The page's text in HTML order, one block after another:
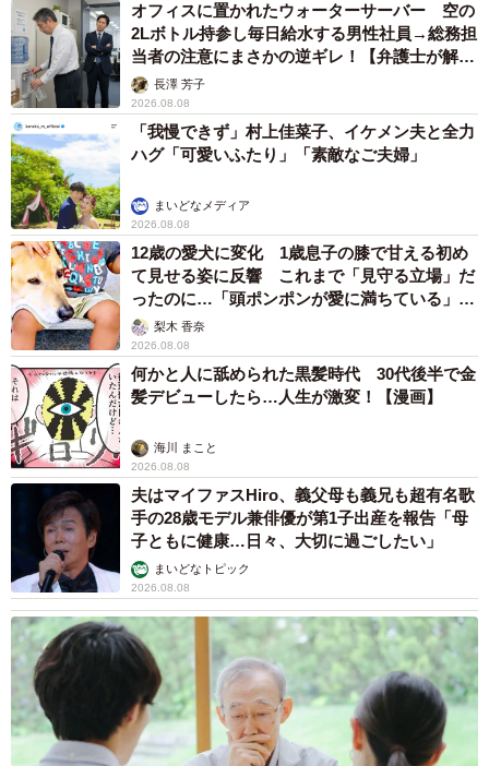
2026.08.08
「テレビより私を見て？」パパの目の前に陣取
る犬に1.4万いいね あまりにも健気な熱烈ア
ピールのちょっと切ない結末
梨木 香奈
2026.08.08
太っ腹！京都の老舗中華料理店がフルコース料
つながる善意の輪
京都新聞社
2026.08.08
ボロボロで不細工なおじいちゃん猫に一目惚
れ エイズだし手がかかるけど…おうちで暮ら
すと「おじ猫」だって可愛くなったよ！
鶴野 浩己
2026.08.08
頼まれた高2息子 バイトで稼ぎすぎると扶養
を外れて税金や保険料が上がる？【FPが解
説】もくもくライターズ
2026.08.08
2泊3日の東京出張→飼い主さんが不在中ハムス
ターに異変 眉間にできた深いしわ、「急に老
けた？」【漫画】
海川 まこと
2026.08.08
赤ちゃんが気になる？ひょっこり顔を出す2匹
の猫の愛らしさに悶絶…！ 「こんなかわいい
構図あります？」「ベストショットすぎる！」
2026.08.08